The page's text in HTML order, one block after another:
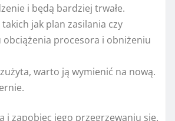
i będą bardziej trwałe.
jak plan zasilania czy
procesora i obniżeniu
warto ją wymienić na nową.
i zapobiec jego przegrzewaniu się.